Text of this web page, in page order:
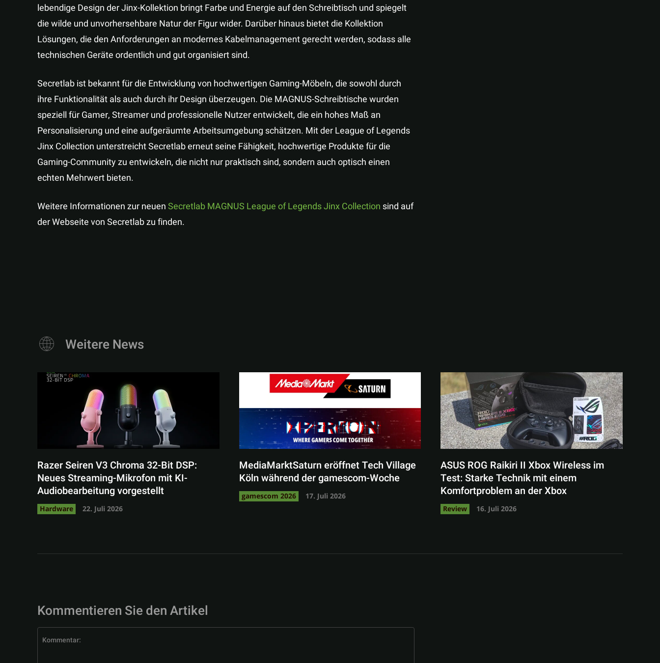
lebendige Design der Jinx-Kollektion bringt Farbe und Energie auf den Schreibtisch und spiegelt
die wilde und unvorhersehbare Natur der Figur wider. Darüber hinaus bietet die Kollektion
Lösungen, die den Anforderungen an modernes Kabelmanagement gerecht werden, sodass alle
technischen Geräte ordentlich und gut organisiert sind.
Secretlab ist bekannt für die Entwicklung von hochwertigen Gaming-Möbeln, die sowohl durch
ihre Funktionalität als auch durch ihr Design überzeugen. Die MAGNUS-Schreibtische wurden
speziell für Gamer, Streamer und professionelle Nutzer entwickelt, die ein hohes Maß an
Personalisierung und eine aufgeräumte Arbeitsumgebung schätzen. Mit der League of Legends
Jinx Collection unterstreicht Secretlab erneut seine Fähigkeit, hochwertige Produkte für die
Gaming-Community zu entwickeln, die nicht nur praktisch sind, sondern auch optisch einen
echten Mehrwert bieten.
Weitere Informationen zur neuenSecretlab MAGNUS League of Legends Jinx Collection sind auf
der Webseite von Secretlab zu finden.
Weitere News
Razer Seiren V3 Chroma 32-Bit DSP:
Neues Streaming-Mikrofon mit KI-
Audiobearbeitung vorgestellt
Hardware 22. Juli 2026
MediaMarktSaturn eröffnet Tech Village
Köln während der gamescom-Woche
gamescom 2026 17. Juli 2026
ASUS ROG Raikiri II Xbox Wireless im
Test: Starke Technik mit einem
Komfortproblem an der Xbox
Review 16. Juli 2026
Kommentieren Sie den Artikel